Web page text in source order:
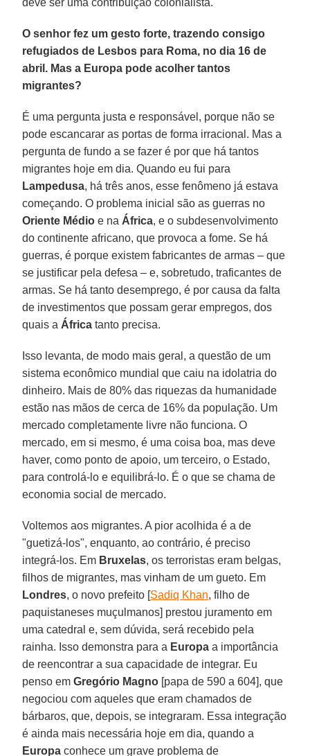
O senhor fez um gesto forte, trazendo consigo
refugiados de Lesbos para Roma, no dia 16 de
abril. Mas a Europa pode acolher tantos
migrantes?
É uma pergunta justa e responsável, porque não se
pode escancarar as portas de forma irracional. Mas a
pergunta de fundo a se fazer é por que há tantos
migrantes hoje em dia. Quando eu fui para
Lampedusa, há três anos, esse fenômeno já estava
começando. O problema inicial são as guerras no
Oriente Médio e na África, e o subdesenvolvimento
do continente africano, que provoca a fome. Se há
guerras, é porque existem fabricantes de armas – que
se justificar pela defesa – e, sobretudo, traficantes de
armas. Se há tanto desemprego, é por causa da falta
de investimentos que possam gerar empregos, dos
quais a África tanto precisa.
Isso levanta, de modo mais geral, a questão de um
sistema econômico mundial que caiu na idolatria do
dinheiro. Mais de 80% das riquezas da humanidade
estão nas mãos de cerca de 16% da população. Um
mercado completamente livre não funciona. O
mercado, em si mesmo, é uma coisa boa, mas deve
haver, como ponto de apoio, um terceiro, o Estado,
para controlá-lo e equilibrá-lo. É o que se chama de
economia social de mercado.
Voltemos aos migrantes. A pior acolhida é a de
"guetizá-los", enquanto, ao contrário, é preciso
integrá-los. Em Bruxelas, os terroristas eram belgas,
filhos de migrantes, mas vinham de um gueto. Em
Londres, o novo prefeito [Sadiq Khan, filho de
paquistaneses muçulmanos] prestou juramento em
uma catedral e, sem dúvida, será recebido pela
rainha. Isso demonstra para a Europa a importância
de reencontrar a sua capacidade de integrar. Eu
penso emGregório Magno [papa de 590 a 604], que
negociou com aqueles que eram chamados de
bárbaros, que, depois, se integraram. Essa integração
é ainda mais necessária hoje em dia, quando a
Europa conhece um grave problema de